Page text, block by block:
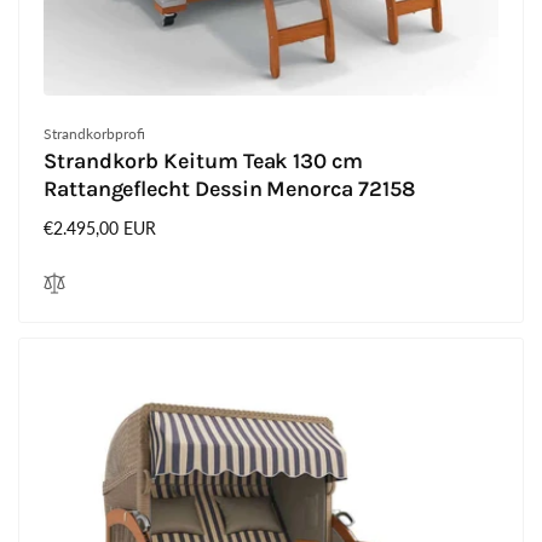
Anbieter:
Strandkorbprofi
Strandkorb Keitum Teak 130 cm
Rattangeflecht Dessin Menorca 72158
Normaler
€2.495,00 EUR